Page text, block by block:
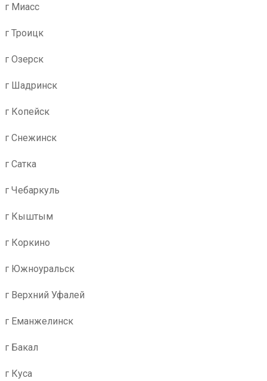
г Миасс
г Троицк
г Озерск
г Шадринск
г Копейск
г Снежинск
г Сатка
г Чебаркуль
г Кыштым
г Коркино
г Южноуральск
г Верхний Уфалей
г Еманжелинск
г Бакал
г Куса